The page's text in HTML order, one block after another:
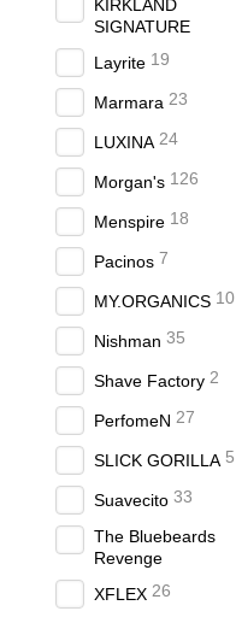
KIRKLAND
SIGNATURE
Layrite 19
Marmara 23
LUXINA 24
Morgan's 126
Menspire 18
Pacinos 7
MY.ORGANICS 10
Nishman 35
Shave Factory 2
PerfomeN 27
SLICK GORILLA 5
Suavecito 33
The Bluebeards
Revenge
XFLEX 26